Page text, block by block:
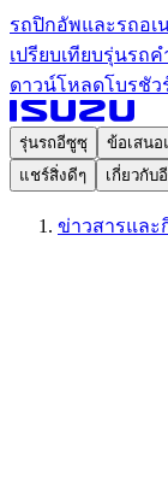
รถปิกอัพและรถอเ
เปรียบเทียบรุ่นรถค
ดาวน์โหลดโบรชัว
รุ่นรถอีซูซุ ข้อเสน
แชร์สิ่งดีๆ
เกี่ยวกับ
ข่าวสารและ